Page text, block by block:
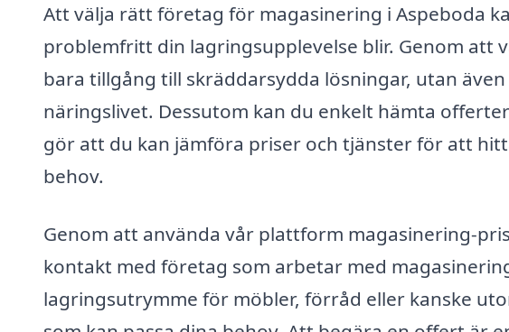
Att välja rätt företag för magasinering i Aspeboda
problemfritt din lagringsupplevelse blir. Genom att
bara tillgång till skräddarsydda lösningar, utan
näringslivet. Dessutom kan du enkelt hämta
gör att du kan jämföra priser och tjänster för att
behov.
Genom att använda vår plattform magasinering-
kontakt med företag som arbetar med
lagringsutrymme för möbler, förråd eller kanske